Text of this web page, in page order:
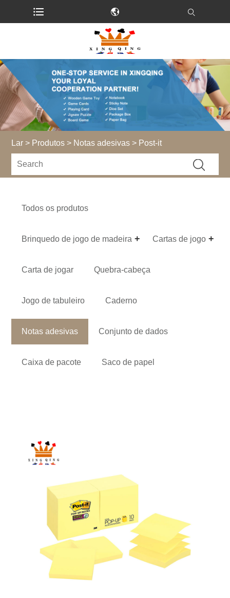
Lar > Produtos > Notas adesivas > Post-it
Todos os produtos
Brinquedo de jogo de madeira Cartas de jogo
Carta de jogar Quebra-cabeça
Jogo de tabuleiro Caderno
Notas adesivas Conjunto de dados
Caixa de pacote Saco de papel